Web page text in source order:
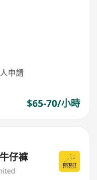
申請
$65-70/小時
仔褲